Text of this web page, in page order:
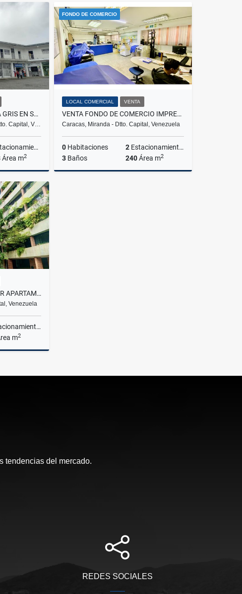
Venta
US$60,000
LOCAL COMERCIAL OBRA GRIS EN SAN DIEGO DE LOS ALTOS 88,18 M2
Capital, V…
Área m2
Venta
FONDO DE COMERCIO
LOCAL COMERCIAL VENTA
VENTA FONDO DE COMERCIO IMPRENTA OFICIAL-CENTRO DE COPIADO 240M2
Caracas, Miranda - Dtto. Capital, Venezuela
0 Habitaciones 2 Estacionamientos
3 Baños 240Área m2
CAMPO ALEGRE ALQUILER APARTAMENTO 250 M2, 4+S HAB, 4+S BAÑOS Y 3 P/E
Venezuela
m2
tendencias del mercado.
REDES SOCIALES